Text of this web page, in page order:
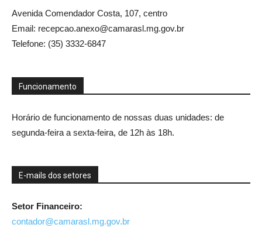
Avenida Comendador Costa, 107, centro
Email: recepcao.anexo@camarasl.mg.gov.br
Telefone: (35) 3332-6847
Funcionamento
Horário de funcionamento de nossas duas unidades: de
segunda-feira a sexta-feira, de 12h às 18h.
E-mails dos setores
Setor Financeiro:
contador@camarasl.mg.gov.br